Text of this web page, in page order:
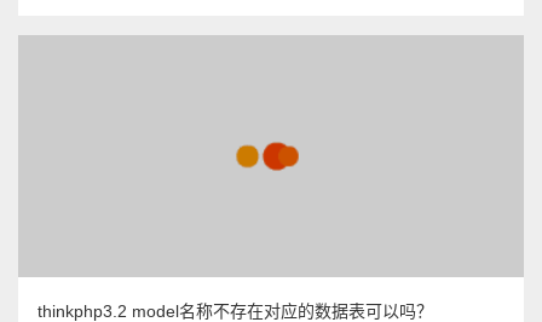
thinkphp3.2 model名称不存在对应的数据表可以吗？